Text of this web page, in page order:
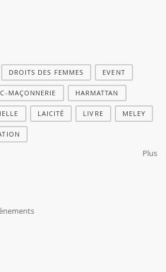
DROITS DES FEMMES EVENT
MAÇONNERIE HARMATTAN
LAICITÉ LIVRE MELEY
Plus